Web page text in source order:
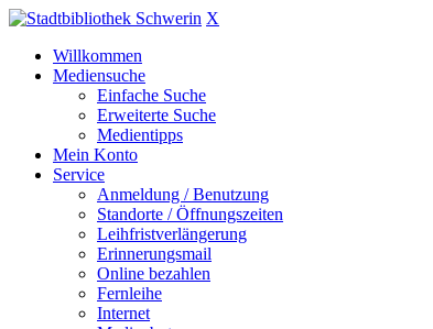
X
Willkommen
Mediensuche
Einfache Suche
Erweiterte Suche
Medientipps
Mein Konto
Service
Anmeldung / Benutzung
Standorte / Öffnungszeiten
Leihfristverlängerung
Erinnerungsmail
Online bezahlen
Fernleihe
Internet